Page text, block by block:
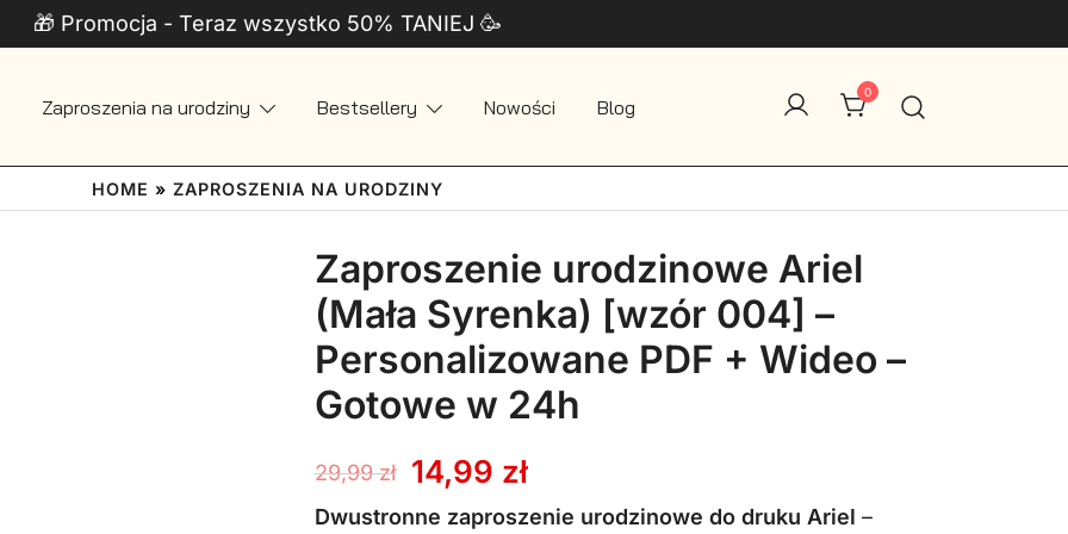
🎁 Promocja - Teraz wszystko 50% TANIEJ 🥳
+ Telefon
Zaproszenia na urodziny Bestsellery Nowości Blog
0
HOME » ZAPROSZENIA NA URODZINY
Zaproszenie urodzinowe Ariel
(Mała Syrenka) [wzór 004] –
Personalizowane PDF + Wideo –
Gotowe w 24h
29,99zł
Pierwotna
cena
14,99 złAktualna
cena
Dwustronne zaproszenie urodzinowe do druku Ariel –